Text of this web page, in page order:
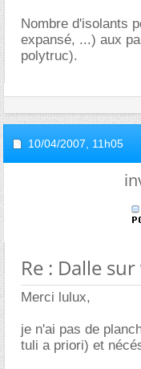
Nombre d'isolants
expansé, ...) aux
polytruc).
10/04/2007, 11h05
Re : Dalle
Merci lulux,
je n'ai pas de
tuli a priori) et